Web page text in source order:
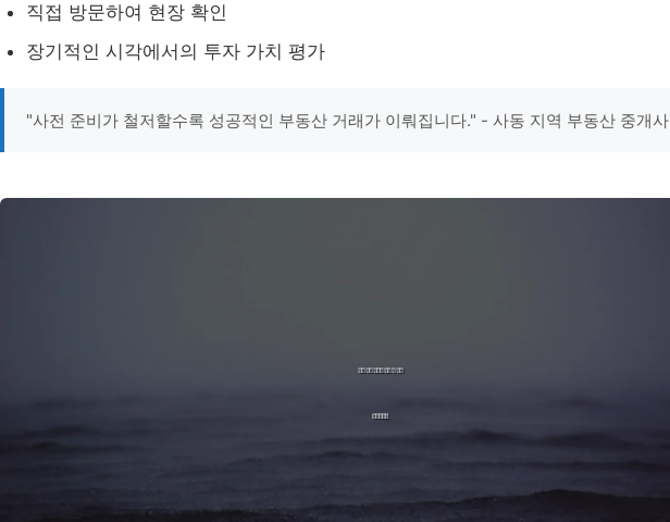
직접 방문하여 현장 확인
장기적인 시각에서의 투자 가치 평가
"사전 준비가 철저할수록 성공적인 부동산 거래가 이뤄집니다." - 사동 지역 부동산 중개사